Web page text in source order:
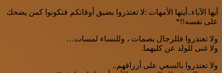
أيها الآباء..أيتها الأمهات :لا تعتذروا بضيق أوقاتكم فتكونوا كمن يضحك
على نفسه!!*
ولا تعتذروا فللرجال بصمات ، وللنساء لمسات…
ولا غنى للولد عن كليهما.
ولا تعتذروا بالسعي على أرزاقهم..